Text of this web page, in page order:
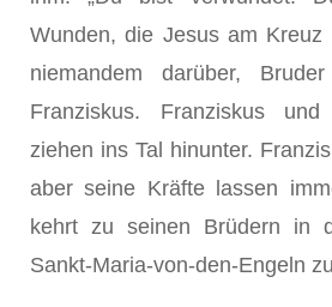
Wunden, die Jesus am Kreuz
niemandem darüber,
Franziskus. Franziskus
ziehen ins Tal hinunter.
aber seine Kräfte lassen
kehrt zu seinen Brüdern in
Sankt-Maria-von-den-Engeln